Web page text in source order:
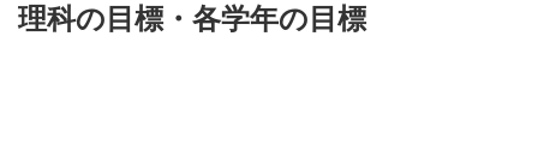
理科の目標・各学年の目標